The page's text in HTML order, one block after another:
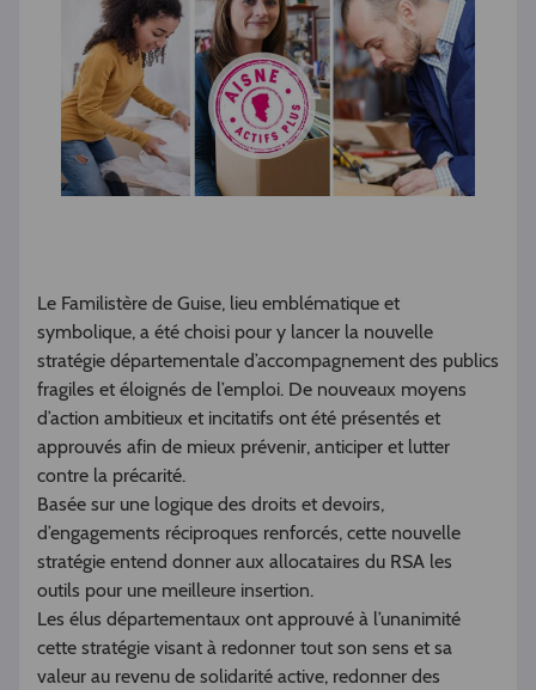
Le Familistère de Guise, lieu emblématique et
symbolique, a été choisi pour y lancer la nouvelle
stratégie départementale d’accompagnement des publics
fragiles et éloignés de l’emploi. De nouveaux moyens
d’action ambitieux et incitatifs ont été présentés et
approuvés afin de mieux prévenir, anticiper et lutter
contre la précarité.
Basée sur une logique des droits et devoirs,
d’engagements réciproques renforcés, cette nouvelle
stratégie entend donner aux allocataires du RSA les
outils pour une meilleure insertion.
Les élus départementaux ont approuvé à l’unanimité
cette stratégie visant à redonner tout son sens et sa
valeur au revenu de solidarité active, redonner des